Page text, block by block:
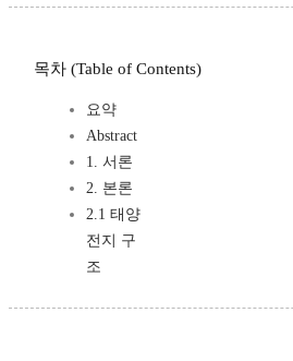
목차 (Table of Contents)
요약
Abstract
1. 서론
2. 본론
2.1 태양
전지 구
조